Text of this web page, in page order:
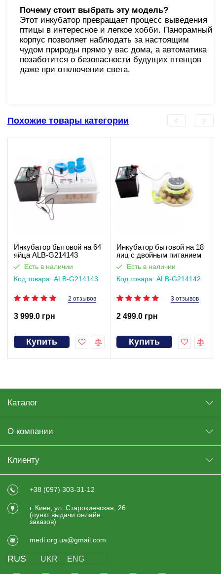
Почему стоит выбрать эту модель?
Этот инкубатор превращает процесс выведения
птицы в интересное и легкое хобби. Панорамный
корпус позволяет наблюдать за настоящим
чудом природы прямо у вас дома, а автоматика
позаботится о безопасности будущих птенцов
даже при отключении света.
Похожие товары категории
Инкубатор бытовой на 64
яйца ALB-G214143
Есть в наличии
Код товара: ALB-G214143
2 отзывов
3 999.0 грн
Купить
Инкубатор бытовой на 18
яиц с двойным питанием
ALB-G214142
Есть в наличии
Код товара: ALB-G214142
3 отзывов
2 499.0 грн
Купить
Каталог
О компании
Клиенту
+38 (097) 303-31-12
г. Киев, ул. Старокиевская, 26
(пункт выдачи онлайн
заказов)
medi.org.ua@gmail.com
RUS UKR ENG